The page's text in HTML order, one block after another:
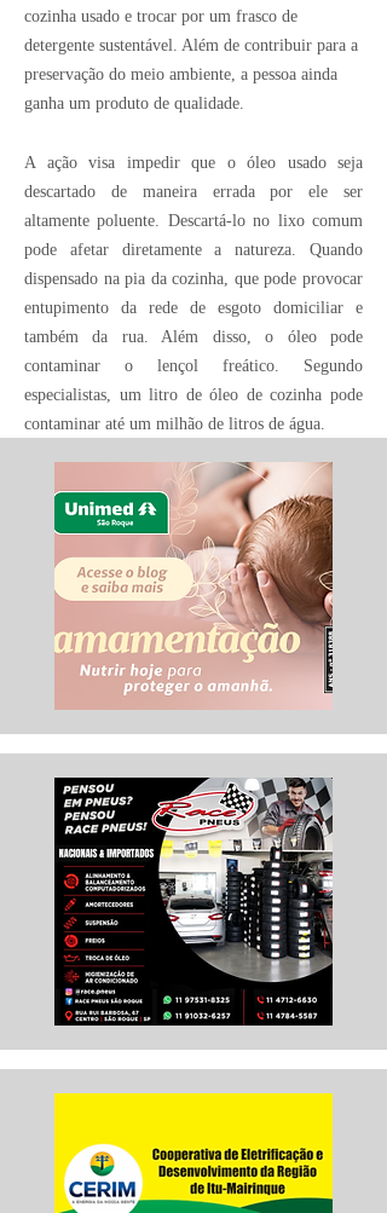
cozinha usado e trocar por um frasco de
detergente sustentável. Além de contribuir para a
preservação do meio ambiente, a pessoa ainda
ganha um produto de qualidade.
A ação visa impedir que o óleo usado seja
descartado de maneira errada por ele ser
altamente poluente. Descartá-lo no lixo comum
pode afetar diretamente a natureza. Quando
dispensado na pia da cozinha, que pode provocar
entupimento da rede de esgoto domiciliar e
também da rua. Além disso, o óleo pode
contaminar o lençol freático. Segundo
especialistas, um litro de óleo de cozinha pode
contaminar até um milhão de litros de água.